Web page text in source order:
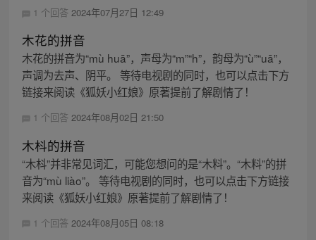
1 个回答 2024年07月27日 12:49
木花的拼音
木花的拼音为“mù huā”，声母为“m”“h”，韵母为“ù”“uā”，
声调为去声、阴平。 等待电视剧的同时，也可以点击下方
链接来阅读《狐妖小红娘》原著提前了解剧情了！
1 个回答 2024年08月02日 21:50
木枓的拼音
“木枓”并非常见词汇，可能您想问的是“木料”。“木料”的拼
音为“mù liào”。 等待电视剧的同时，也可以点击下方链接
来阅读《狐妖小红娘》原著提前了解剧情了！
1 个回答 2024年08月05日 08:18